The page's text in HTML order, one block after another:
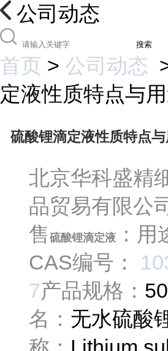
公司动态
搜索
首页 > 公司动态
定液性质特点与
硫酸锂滴定液性质特点
北京华科盛精
品贸易有限公
售 硫酸锂滴定液：用
CAS编号：
7产品规格：
名： 无水硫酸